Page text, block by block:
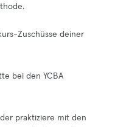
Zuschüsse deiner
bei den YCBA
praktiziere mit den